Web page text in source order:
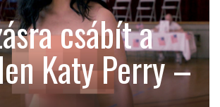
csábít a
Katy Perry –